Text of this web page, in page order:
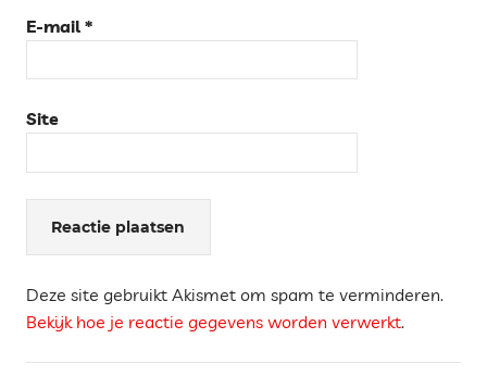
E-mail *
Site
Deze site gebruikt Akismet om spam te verminderen.
Bekijk hoe je reactie gegevens worden verwerkt.